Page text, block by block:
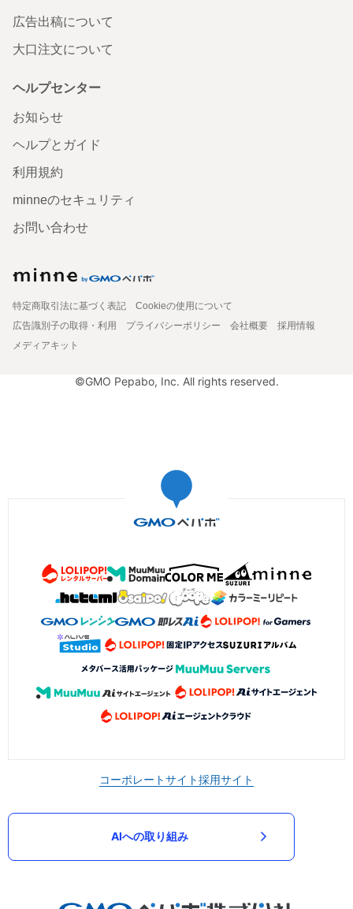
広告出稿について
大口注文について
ヘルプセンター
お知らせ
ヘルプとガイド
利用規約
minneのセキュリティ
お問い合わせ
特定商取引法に基づく表記
Cookieの使用について
広告識別子の取得・利用
プライバシーポリシー 会社概要
採用情報
メディアキット
©GMO Pepabo, Inc. All rights reserved.
コーポレートサイト採用サイト
AIへの取り組み